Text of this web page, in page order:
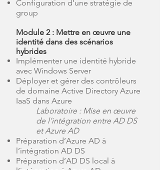
Configuration d’une stratégie de
group
Module 2 : Mettre en œuvre une
identité dans des scénarios
hybrides
Implémenter une identité hybride
avec Windows Server
Déployer et gérer des contrôleurs
de domaine Active Directory Azure
IaaS dans Azure
Laboratoire : Mise en œuvre
de l’intégration entre AD DS
et Azure AD
Préparation d’Azure AD à
l’intégration AD DS
Préparation d’AD DS local à